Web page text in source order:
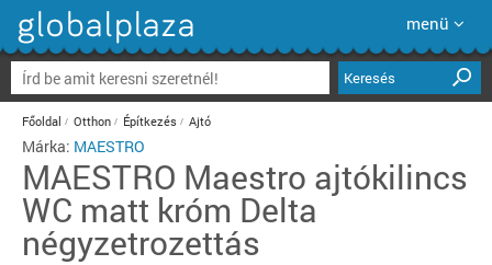
menü
Keresés
Főoldal Otthon Építkezés Ajtó
Márka: MAESTRO
MAESTRO Maestro ajtókilincs
WC matt króm Delta
négyzetrozettás